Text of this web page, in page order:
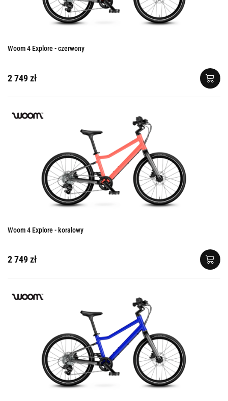
Woom 4 Explore - czerwony
2 749 zł
Woom 4 Explore - koralowy
2 749 zł